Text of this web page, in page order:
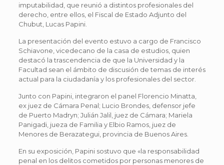
imputabilidad, que reunió a distintos profesionales del
derecho, entre ellos, el Fiscal de Estado Adjunto del
Chubut, Lucas Papini.
La presentación del evento estuvo a cargo de Francisco
Schiavone, vicedecano de la casa de estudios, quien
destacó la trascendencia de que la Universidad y la
Facultad sean el ámbito de discusión de temas de interés
actual para la ciudadanía y los profesionales del sector.
Junto con Papini, integraron el panel Florencio Minatta,
ex juez de Cámara Penal; Lucio Brondes, defensor jefe
de Puerto Madryn; Julián Jalil, juez de Cámara; Mariela
Panigadi, jueza de Familia y Elbio Ramos, juez de
Menores de Berazategui, provincia de Buenos Aires.
En su exposición, Papini sostuvo que «la responsabilidad
penal en los delitos cometidos por personas menores de